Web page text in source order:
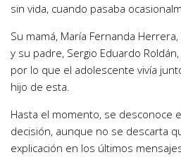
sin vida, cuando pasaba
Su mamá, María Fernanda
y su padre, Sergio Eduardo
por lo que el adolescente vivía
hijo de esta.
Hasta el momento, se desconoce
decisión, aunque no se descarta
explicación en los últimos